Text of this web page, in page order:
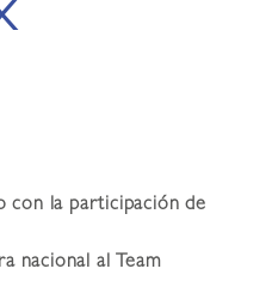
con la participación de
nacional al Team